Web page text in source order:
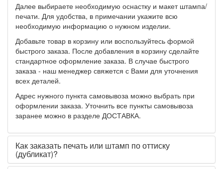
Далее выбираете необходимую оснастку и макет штампа/
печати. Для удобства, в примечании укажите всю
необходимую информацию о нужном изделии.
Добавьте товар в корзину или воспользуйтесь формой
быстрого заказа. После добавления в корзину сделайте
стандартное оформление заказа. В случае быстрого
заказа - наш менеджер свяжется с Вами для уточнения
всех деталей.
Адрес нужного пункта самовывоза можно выбрать при
оформлении заказа. Уточнить все пункты самовывоза
заранее можно в разделе ДОСТАВКА.
Как заказать печать или штамп по оттиску
(дубликат)?